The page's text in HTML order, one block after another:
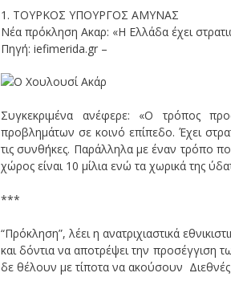
1. ΤΟΥΡΚΟΣ ΥΠΟΥΡΓΟΣ ΑΜΥΝΑΣ
Νέα πρόκληση Ακαρ: «Η Ελλάδα έχει
Πηγή: iefimerida.gr –
Συγκεκριμένα ανέφερε: «Ο τρόπος
προβλημάτων σε κοινό επίπεδο. Έχει
τις συνθήκες. Παράλληλα με έναν τρόπο
χώρος είναι 10 μίλια ενώ τα χωρικά της
***
“Πρόκληση”, λέει η ανατριχιαστικά
και δόντια να αποτρέψει την προσέγγιση
δε θέλουν με τίποτα να ακούσουν Διεθνές